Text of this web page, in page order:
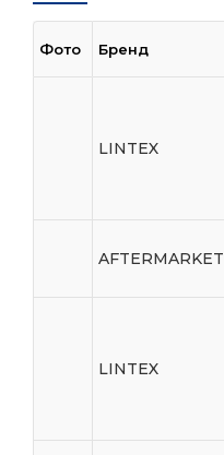
Фото Бренд
LINTEX
AFTERMARKET
LINTEX